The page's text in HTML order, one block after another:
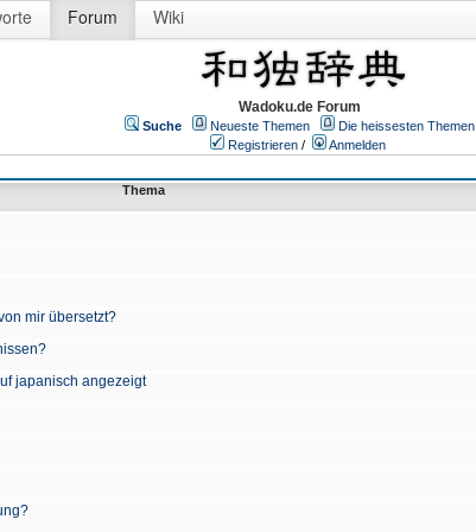
Forum Wiki
Wadoku.de Forum
Suche Neueste Themen
Die heissesten Themen
Registrieren /
Anmelden
Thema
mir übersetzt?
japanisch angezeigt